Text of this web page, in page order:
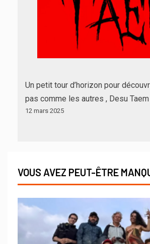
Un petit tour d’horizon pour
pas comme les autres , Desu Taem
12 mars 2025
VOUS AVEZ PEUT-ÊTRE